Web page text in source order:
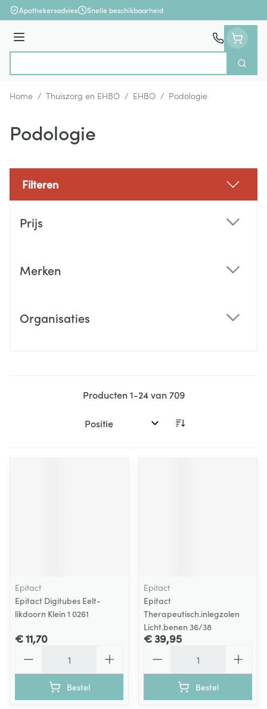
Ga naar de inhoud
Apothekersadvies Snelle beschikbaarheid
Menu
Zoek
Home / Thuiszorg en EHBO / EHBO / Podologie
Podologie
Filteren
Prijs
Merken
Organisaties
Producten1-24van709
Sorteer op:
Epitact
Epitact Digitubes Eelt-
likdoorn Klein 1 0261
€ 11,70
Bestel
Epitact
Epitact
Therapeutisch.inlegzolen
Licht.benen 36/38
€ 39,95
Bestel